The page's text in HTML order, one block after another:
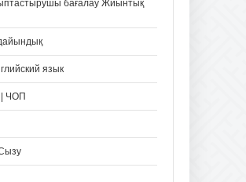
бағалау Жиынтық
язык
| ЧОП